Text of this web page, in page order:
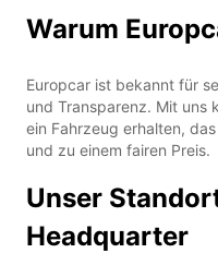
Warum
Europcar ist bekannt für
und Transparenz. Mit uns
ein Fahrzeug erhalten,
und zu einem fairen Preis.
Unser
Headquarter